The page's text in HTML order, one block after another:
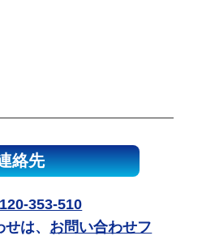
絡先
353-510
は、 お問い合わせフ